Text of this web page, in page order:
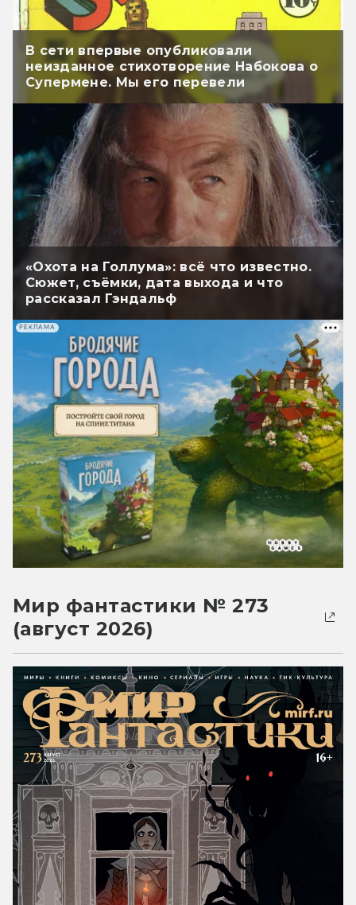
В сети впервые опубликовали
неизданное стихотворение Набокова о
Супермене. Мы его перевели
«Охота на Голлума»: всё что известно.
Сюжет, съёмки, дата выхода и что
рассказал Гэндальф
РЕКЛАМА
Мир фантастики № 273
(август 2026)